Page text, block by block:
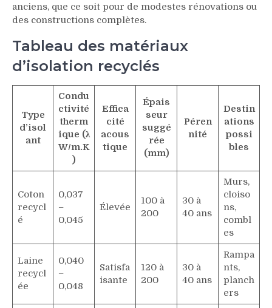
anciens, que ce soit pour de modestes rénovations ou
des constructions complètes.
Tableau des matériaux
d’isolation recyclés
Type
d’isol
ant
Condu
ctivité
therm
ique (λ
W/m.K
)
Effica
cité
acous
tique
Épais
seur
suggé
rée
(mm)
Péren
nité
Destin
ations
possi
bles
Coton
recycl
é
0,037
–
0,045
Élevée
100 à
200
30 à
40 ans
Murs,
cloiso
ns,
combl
es
Laine
recycl
ée
0,040
–
0,048
Satisfa
isante
120 à
200
30 à
40 ans
Rampa
nts,
planch
ers